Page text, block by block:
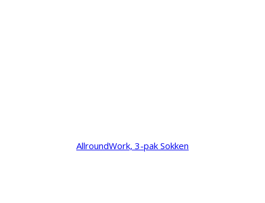
AllroundWork, 3-pak Sokken